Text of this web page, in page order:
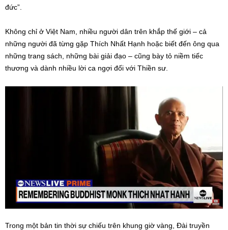
đức”.
Không chỉ ở Việt Nam, nhiều người dân trên khắp thế giới – cả
những người đã từng gặp Thích Nhất Hạnh hoặc biết đến ông qua
những trang sách, những bài giải đạo – cũng bày tỏ niềm tiếc
thương và dành nhiều lời ca ngợi đối với Thiền sư.
Trong một bản tin thời sự chiếu trên khung giờ vàng, Đài truyền